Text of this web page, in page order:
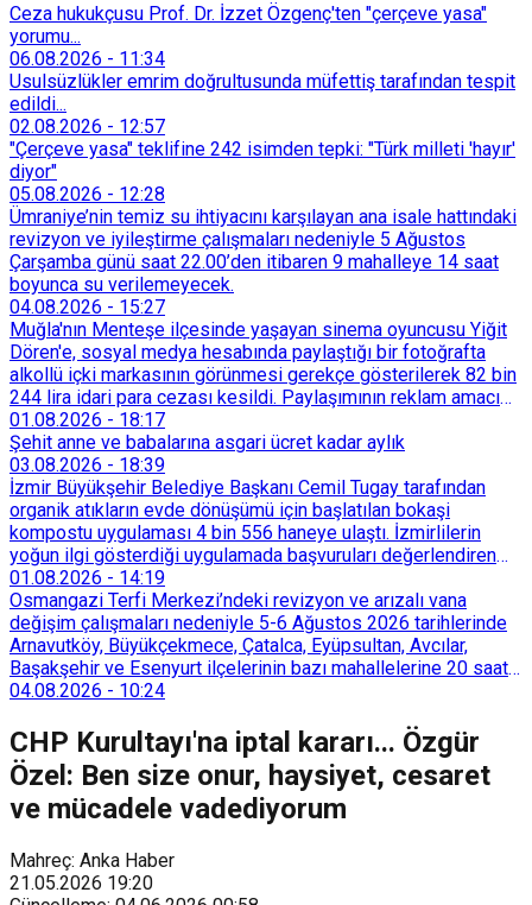
Ceza hukukçusu Prof. Dr. İzzet Özgenç'ten "çerçeve yasa"
yorumu...
06.08.2026 - 11:34
Usulsüzlükler emrim doğrultusunda müfettiş tarafından tespit
edildi...
02.08.2026 - 12:57
"Çerçeve yasa" teklifine 242 isimden tepki: "Türk milleti 'hayır'
diyor"
05.08.2026 - 12:28
Ümraniye’nin temiz su ihtiyacını karşılayan ana isale hattındaki
revizyon ve iyileştirme çalışmaları nedeniyle 5 Ağustos
Çarşamba günü saat 22.00’den itibaren 9 mahalleye 14 saat
boyunca su verilemeyecek.
04.08.2026 - 15:27
Muğla'nın Menteşe ilçesinde yaşayan sinema oyuncusu Yiğit
Dören'e, sosyal medya hesabında paylaştığı bir fotoğrafta
alkollü içki markasının görünmesi gerekçe gösterilerek 82 bin
244 lira idari para cezası kesildi. Paylaşımının reklam amacı
taşımadığını savunan Dören, cezanın iptali için yargıya
başvurdu.
01.08.2026 - 18:17
Şehit anne ve babalarına asgari ücret kadar aylık
03.08.2026 - 18:39
İzmir Büyükşehir Belediye Başkanı Cemil Tugay tarafından
organik atıkların evde dönüşümü için başlatılan bokaşi
kompostu uygulaması 4 bin 556 haneye ulaştı. İzmirlilerin
yoğun ilgi gösterdiği uygulamada başvuruları değerlendiren
Tarımsal Hizmetler Dairesi Başkanlığı, farklı ilçelerde toplam
128 bokaşi kompost eğitimi düzenleyerek İzmirlileri
sürdürülebilir atık yönetimi sistemine dahil etti.
01.08.2026 - 14:19
Osmangazi Terfi Merkezi’ndeki revizyon ve arızalı vana
değişim çalışmaları nedeniyle 5-6 Ağustos 2026 tarihlerinde
Arnavutköy, Büyükçekmece, Çatalca, Eyüpsultan, Avcılar,
Başakşehir ve Esenyurt ilçelerinin bazı mahallelerine 20 saat
süreyle su verilemeyecek.
04.08.2026 - 10:24
CHP Kurultayı'na iptal kararı... Özgür
Özel: Ben size onur, haysiyet, cesaret
ve mücadele vadediyorum
Mahreç: Anka Haber
21.05.2026 19:20